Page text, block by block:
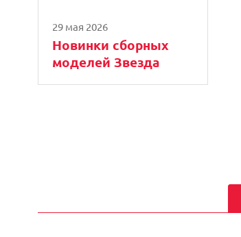
29 мая 2026
Новинки сборных
моделей Звезда